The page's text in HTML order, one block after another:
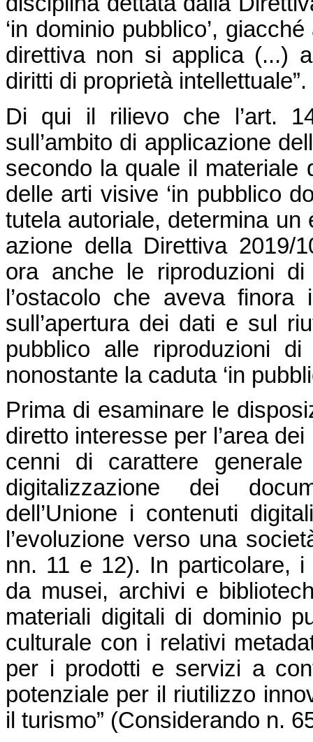
‘in dominio pubblico’,
direttiva non si applica (...)
diritti di proprietà intellettuale”.
Di qui il rilievo che l’art.
sull’ambito di applicazione
secondo la quale il materiale
delle arti visive ‘in pubblico
tutela autoriale, determina un
azione della Direttiva 2019/
ora anche le riproduzioni
l’ostacolo che aveva finora
sull’apertura dei dati e sul
pubblico alle riproduzioni
nonostante la caduta ‘in
Prima di esaminare le
diretto interesse per l’area
cenni di carattere
digitalizzazione dei
dell’Unione i contenuti
l’evoluzione verso una
nn. 11 e 12). In particolare,
da musei, archivi e
materiali digitali di dominio
culturale con i relativi
per i prodotti e servizi a
potenziale per il riutilizzo
il turismo” (Considerando n.